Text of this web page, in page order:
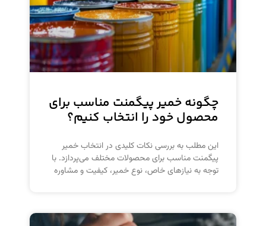
چگونه خمیر پیگمنت مناسب برای
محصول خود را انتخاب کنیم؟
این مطلب به بررسی نکات کلیدی در انتخاب خمیر
پیگمنت مناسب برای محصولات مختلف می‌پردازد. با
توجه به نیازهای خاص، نوع خمیر، کیفیت و مشاوره